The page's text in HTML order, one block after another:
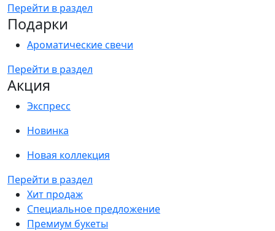
Перейти в раздел
Подарки
Ароматические свечи
Перейти в раздел
Акция
Экспресс
Новинка
Новая коллекция
Перейти в раздел
Хит продаж
Специальное предложение
Премиум букеты